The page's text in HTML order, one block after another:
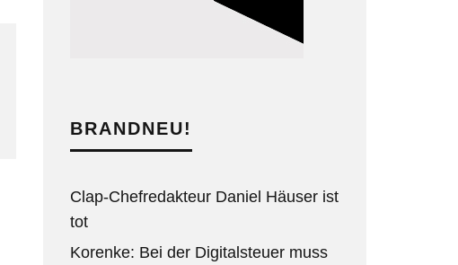
BRANDNEU!
Clap-Chefredakteur Daniel Häuser ist
tot
Korenke: Bei der Digitalsteuer muss